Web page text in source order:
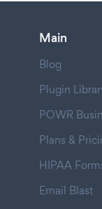
Main
Blog
Plugin
POWR
Plans &
HIPAA
Email Blast